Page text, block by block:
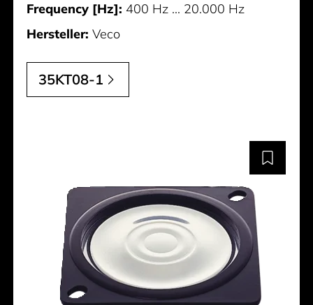
Frequency [Hz]: 400 Hz ... 20.000 Hz
Hersteller: Veco
35KT08-1